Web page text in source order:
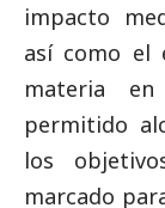
impacto
así como el
materia
permitido
los
marcado